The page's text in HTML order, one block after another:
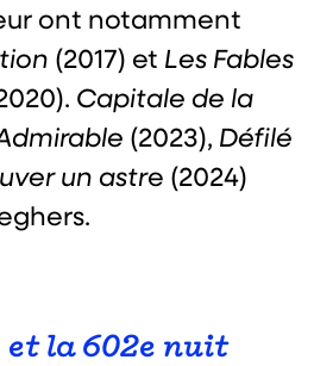
ont notamment
(2017) et Les Fables
Capitale de la
(2023), Défilé
un astre (2024)
et la 602e nuit